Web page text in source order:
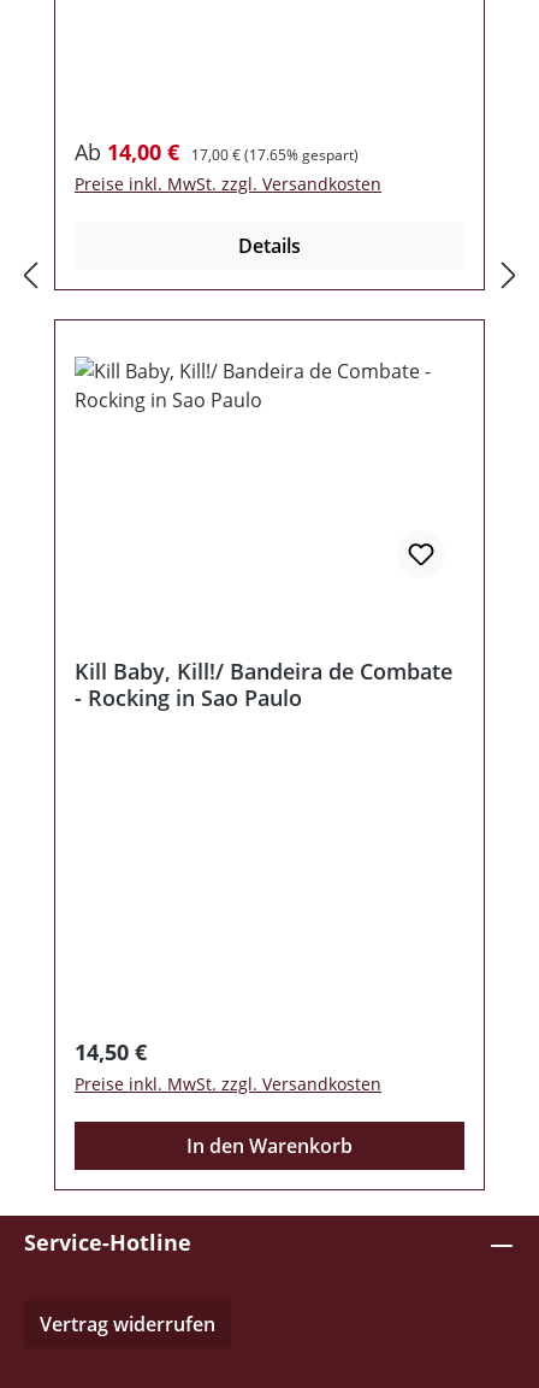
verspielter Motörhead Manier, ja so
klingen inzwischen Bandeira de Combate !
Ganze 4 Lieder gibt es auf die Lauscher,
daher. Dazu ein Einleger mit allen Texten
und Kartontasche! MIT MP3 GRATIS
schon das Album via MP3 reinziehen! ;-)
Verkaufspreis:
Ab 14,00 € Regulärer Preis:
17,00 €(17.65% gespart)
Preise inkl. MwSt. zzgl. Versandkosten
Details
Kill Baby, Kill!/ Bandeira de Combate
- Rocking in Sao Paulo
Regulärer Preis:
14,50 €
Preise inkl. MwSt. zzgl. Versandkosten
In den Warenkorb
Service-Hotline
Vertrag widerrufen